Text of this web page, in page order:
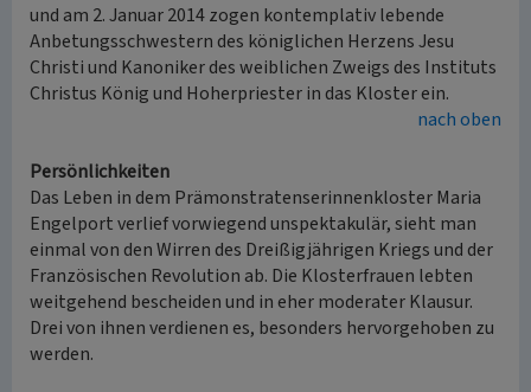
und am 2. Januar 2014 zogen kontemplativ lebende
Anbetungsschwestern des königlichen Herzens Jesu
Christi und Kanoniker des weiblichen Zweigs des Instituts
Christus König und Hoherpriester in das Kloster ein.
nach oben
Persönlichkeiten
Das Leben in dem Prämonstratenserinnenkloster Maria
Engelport verlief vorwiegend unspektakulär, sieht man
einmal von den Wirren des Dreißigjährigen Kriegs und der
Französischen Revolution ab. Die Klosterfrauen lebten
weitgehend bescheiden und in eher moderater Klausur.
Drei von ihnen verdienen es, besonders hervorgehoben zu
werden.